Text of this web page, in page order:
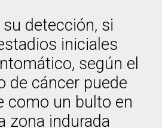
detección, si
iniciales
según el
de cáncer puede
como un bulto en
zona indurada